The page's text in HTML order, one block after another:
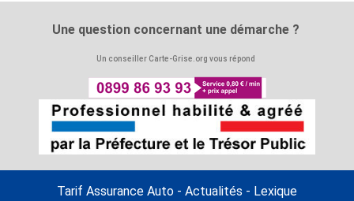
Une question concernant une démarche ?
Un conseiller Carte-Grise.org vous répond
Tarif Assurance Auto - Actualités - Lexique